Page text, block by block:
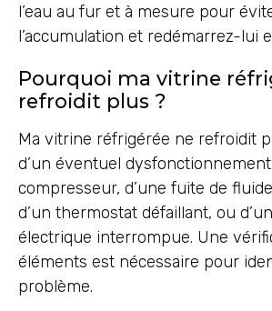
l’eau au fur et à mesure pour
l’accumulation et redémarrez-lui
Pourquoi ma vitrine
refroidit plus ?
Ma vitrine réfrigérée ne refroidit
d’un éventuel
compresseur, d’une fuite de
d’un thermostat défaillant, ou
électrique interrompue. Une
éléments est nécessaire pour
problème.